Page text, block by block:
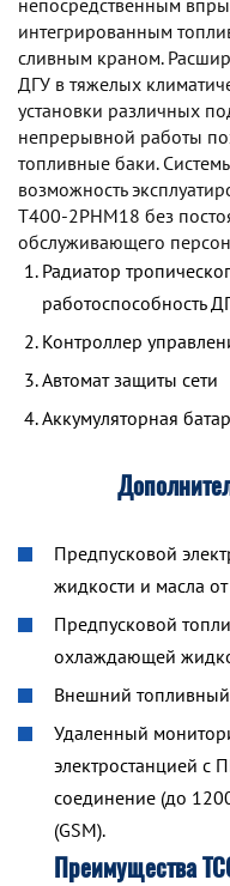
непосредственным
интегрированным
сливным краном.
ДГУ в тяжелых
установки различных
непрерывной работы
топливные баки.
возможность
Т400-2РНМ18 без
обслуживающего
Радиатор
работоспособность
Контроллер
Автомат защиты сети
Аккумуляторная
Предпусковой
жидкости и масла
Предпусковой
охлаждающей
Внешний
Удаленный
электростанцией с
соединение (до
(GSM).
Преимущества